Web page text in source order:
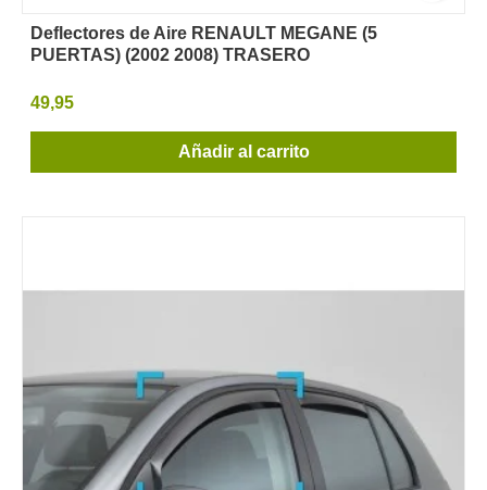
Deflectores de Aire RENAULT MEGANE (5
PUERTAS) (2002 2008) TRASERO
49,95
Añadir al carrito